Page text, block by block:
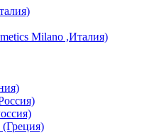
Milano ,Италия)
(Греция)